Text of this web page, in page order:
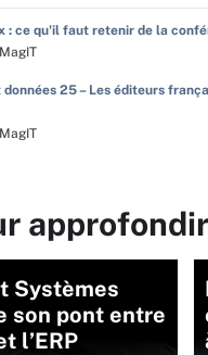
: ce qu'il faut retenir de la
25 – Les éditeurs
Systèmes
son pont entre
l’ERP